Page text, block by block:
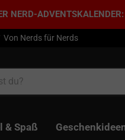
NERD-ADVENTSKALENDER:
Von Nerds für Nerds
& Spaß